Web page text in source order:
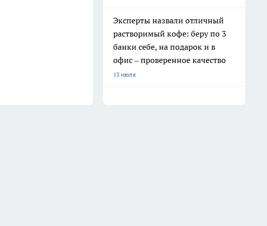
Эксперты назвали отличный
растворимый кофе: беру по 3
банки себе, на подарок и в
офис – проверенное качество
13 июля